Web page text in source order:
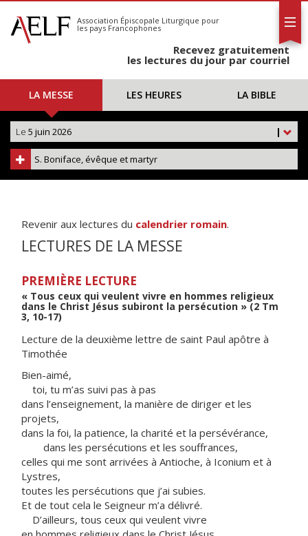
S'abonner
Calendrier
Association Épiscopale Liturgique pour
les pays Francophones
Recevez gratuitement
les lectures du jour par courriel
LA MESSE LES HEURES LA BIBLE
|
Le 5 juin 2026
S. Boniface, évêque et martyr
Revenir aux lectures du calendrier romain.
LECTURES DE LA MESSE
PREMIÈRE LECTURE
« Tous ceux qui veulent vivre en hommes religieux
dans le Christ Jésus subiront la persécution » (2 Tm
3, 10-17)
Lecture de la deuxième lettre de saint Paul apôtre à
Timothée
Bien-aimé,
toi, tu m’as suivi pas à pas
dans l’enseignement, la manière de diriger et les
projets,
dans la foi, la patience, la charité et la persévérance,
dans les persécutions et les souffrances,
celles qui me sont arrivées à Antioche, à Iconium et à
Lystres,
toutes les persécutions que j’ai subies.
Et de tout cela le Seigneur m’a délivré.
D’ailleurs, tous ceux qui veulent vivre